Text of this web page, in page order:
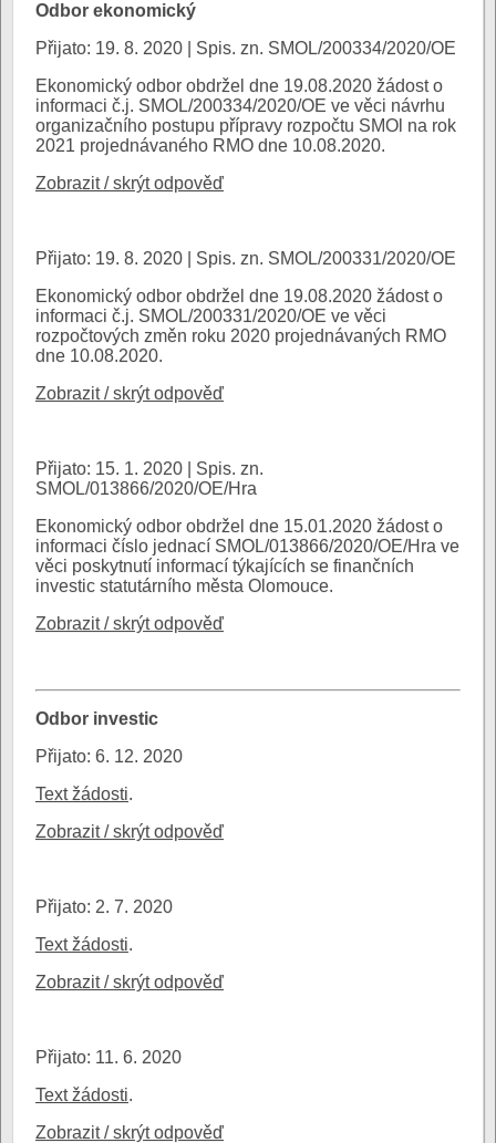
Odbor ekonomický
Přijato: 19. 8. 2020 | Spis. zn. SMOL/200334/2020/OE
Ekonomický odbor obdržel dne 19.08.2020 žádost o
informaci č.j. SMOL/200334/2020/OE ve věci návrhu
organizačního postupu přípravy rozpočtu SMOl na rok
2021 projednávaného RMO dne 10.08.2020.
Zobrazit / skrýt odpověď
Přijato: 19. 8. 2020 | Spis. zn. SMOL/200331/2020/OE
Ekonomický odbor obdržel dne 19.08.2020 žádost o
informaci č.j. SMOL/200331/2020/OE ve věci
rozpočtových změn roku 2020 projednávaných RMO
dne 10.08.2020.
Zobrazit / skrýt odpověď
Přijato: 15. 1. 2020 | Spis. zn.
SMOL/013866/2020/OE/Hra
Ekonomický odbor obdržel dne 15.01.2020 žádost o
informaci číslo jednací SMOL/013866/2020/OE/Hra ve
věci poskytnutí informací týkajících se finančních
investic statutárního města Olomouce.
Zobrazit / skrýt odpověď
Odbor investic
Přijato: 6. 12. 2020
Text žádosti.
Zobrazit / skrýt odpověď
Přijato: 2. 7. 2020
Text žádosti.
Zobrazit / skrýt odpověď
Přijato: 11. 6. 2020
Text žádosti.
Zobrazit / skrýt odpověď